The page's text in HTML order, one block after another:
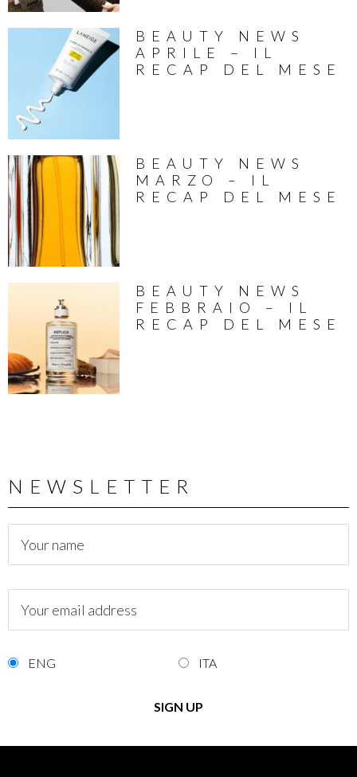
BEAUTY NEWS
APRILE – IL
RECAP DEL MESE
BEAUTY NEWS
MARZO – IL
RECAP DEL MESE
BEAUTY NEWS
FEBBRAIO – IL
RECAP DEL MESE
NEWSLETTER
ENG ITA